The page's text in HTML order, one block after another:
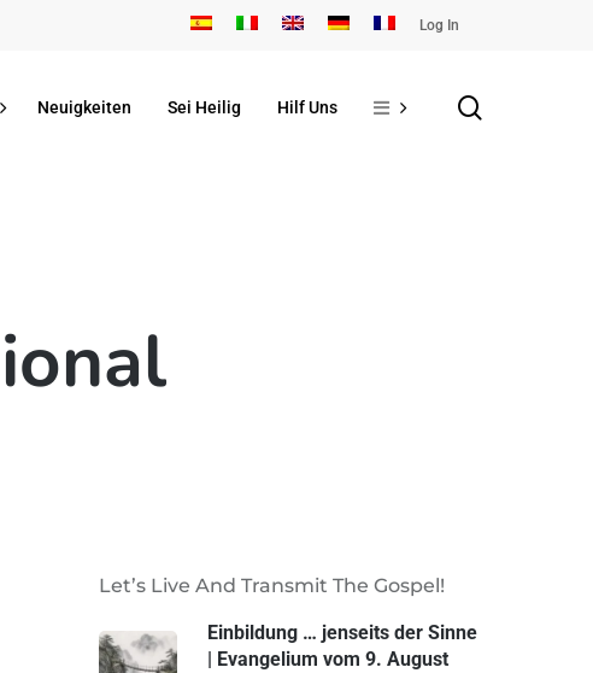
Log In
Neuigkeiten Sei Heilig Hilf Uns
Let’s Live And Transmit The Gospel!
Einbildung … jenseits der Sinne
| Evangelium vom 9. August